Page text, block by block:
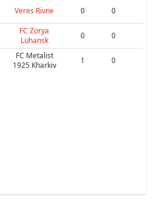
Veres Rivne 0
0
FC Zorya
Luhansk
0
0
FC Metalist
1925 Kharkiv
1 0